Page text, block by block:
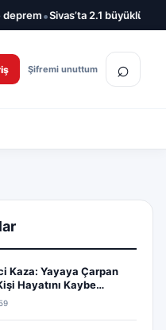
•Sivas’ta 2.1 büyüklüğünde
Şifremi unuttum ⌕
Kaza: Yayaya Çarpan
Hayatını Kaybe…